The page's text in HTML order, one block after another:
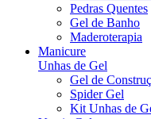
Pedras Quentes
Gel de Banho
Maderoterapia
Manicure
Unhas de Gel
Gel de
Spider Gel
Kit Unhas de